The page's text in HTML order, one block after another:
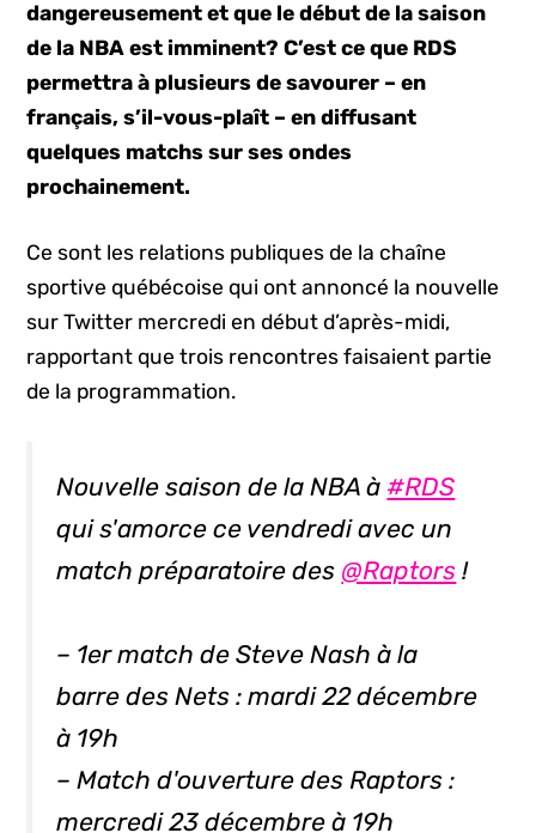
dangereusement et que le début de la saison
de la NBA est imminent? C’est ce que RDS
permettra à plusieurs de savourer – en
français, s’il-vous-plaît – en diffusant
quelques matchs sur ses ondes
prochainement.
Ce sont les relations publiques de la chaîne
sportive québécoise qui ont annoncé la nouvelle
sur Twitter mercredi en début d’après-midi,
rapportant que trois rencontres faisaient partie
de la programmation.
Nouvelle saison de la NBA à #RDS
qui s'amorce ce vendredi avec un
match préparatoire des @Raptors !
– 1er match de Steve Nash à la
barre des Nets : mardi 22 décembre
à 19h
– Match d'ouverture des Raptors :
mercredi 23 décembre à 19h